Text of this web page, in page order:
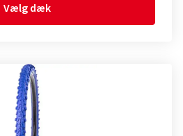
Vælg dæk